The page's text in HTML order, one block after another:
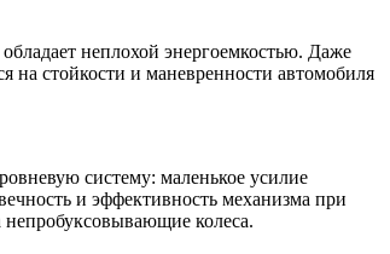
неплохой энергоемкостью. Даже
на стойкости и маневренности автомобиля
систему: маленькое усилие
и эффективность механизма при
колеса.